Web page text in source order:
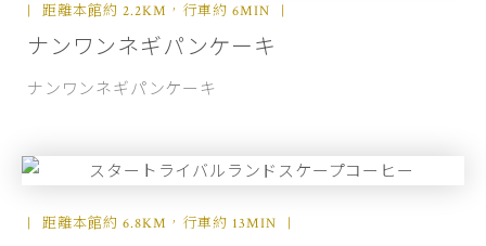
距離本館約 2.2KM，行車約 6MIN
ナンワンネギパンケーキ
ナンワンネギパンケーキ
距離本館約 6.8KM，行車約 13MIN